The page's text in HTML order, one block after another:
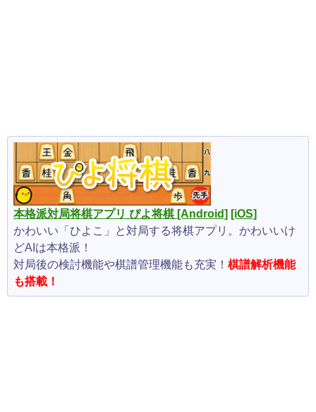
本格派対局将棋アプリ ぴよ将棋 [Android] [iOS]
かわいい「ひよこ」と対局する将棋アプリ。かわいいけ
どAIは本格派！
対局後の検討機能や棋譜管理機能も充実！ 棋譜解析機能
も搭載！